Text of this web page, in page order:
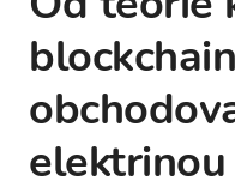
elektrinou